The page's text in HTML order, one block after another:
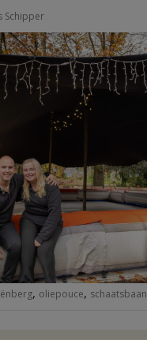
Schipper
, oliepouce, schaatsbaan